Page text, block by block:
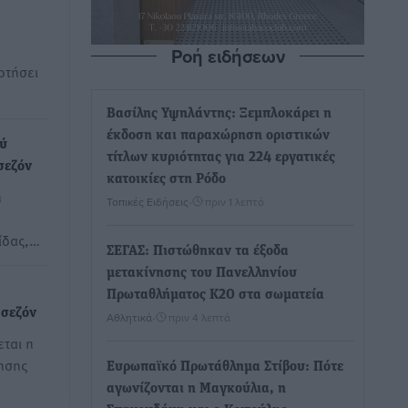
η
Ροή ειδήσεων
Βασίλης Υψηλάντης: Ξεμπλοκάρει η
έκδοση και παραχώρηση οριστικών
τίτλων κυριότητας για 224 εργατικές
κατοικίες στη Ρόδο
Τοπικές Ειδήσεις πριν 1 λεπτό
ΣΕΓΑΣ: Πιστώθηκαν τα έξοδα
μετακίνησης του Πανελληνίου
Πρωταθλήματος Κ20 στα σωματεία
Αθλητικά πριν 4 λεπτά
Ευρωπαϊκό Πρωτάθλημα Στίβου: Πότε
αγωνίζονται η Μαγκούλια, η